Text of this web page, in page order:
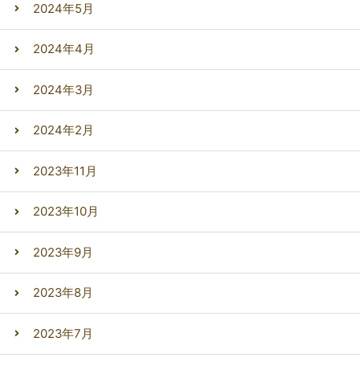
2024年5月
2024年4月
2024年3月
2024年2月
2023年11月
2023年10月
2023年9月
2023年8月
2023年7月